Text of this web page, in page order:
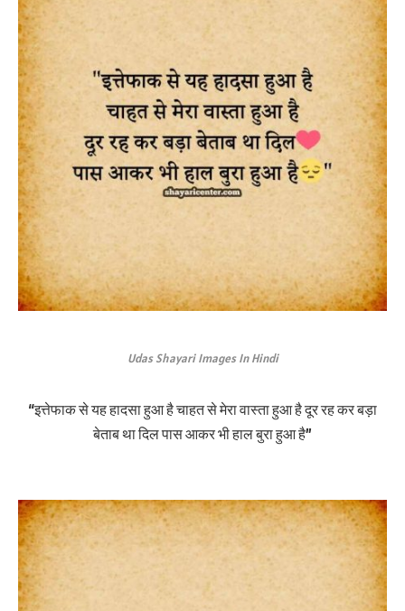
Udas Shayari Images In Hindi
“इत्तेफाक से यह हादसा हुआ है चाहत से मेरा वास्ता हुआ है दूर रह कर बड़ा
बेताब था दिल पास आकर भी हाल बुरा हुआ है”